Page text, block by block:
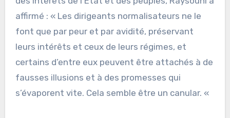
affirmé : « Les dirigeants normalisateurs ne le
font que par peur et par avidité, préservant
leurs intérêts et ceux de leurs régimes, et
certains d’entre eux peuvent être attachés à de
fausses illusions et à des promesses qui
s’évaporent vite. Cela semble être un canular. «